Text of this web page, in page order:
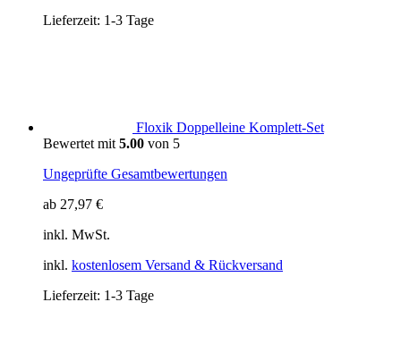
Lieferzeit: 1-3 Tage
Floxik Doppelleine Komplett-Set
Bewertet mit 5.00 von 5
Ungeprüfte Gesamtbewertungen
ab 27,97 €
inkl. MwSt.
inkl. kostenlosem Versand & Rückversand
Lieferzeit: 1-3 Tage